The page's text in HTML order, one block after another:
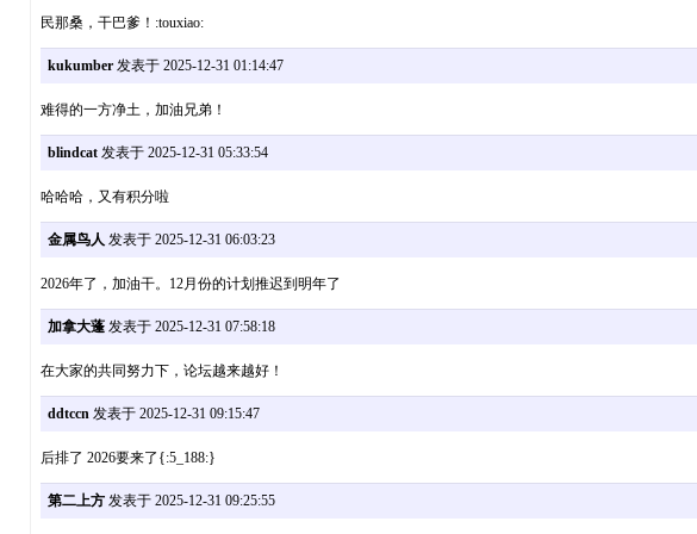
民那桑，干巴爹！:touxiao:
kukumber发表于 2025-12-31 01:14:47
难得的一方净土，加油兄弟！
blindcat发表于 2025-12-31 05:33:54
哈哈哈，又有积分啦
金属鸟人 发表于 2025-12-31 06:03:23
2026年了，加油干。12月份的计划推迟到明年了
加拿大蓬发表于 2025-12-31 07:58:18
在大家的共同努力下，论坛越来越好！
ddtccn发表于 2025-12-31 09:15:47
后排了 2026要来了{:5_188:}
第二上方发表于 2025-12-31 09:25:55